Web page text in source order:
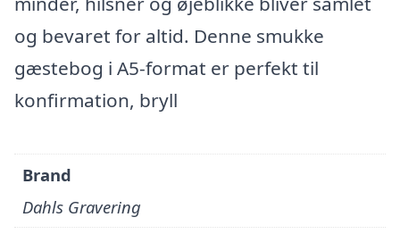
og bevaret for altid. Denne smukke
gæstebog i A5-format er perfekt til
konfirmation, bryll
Brand
Dahls Gravering